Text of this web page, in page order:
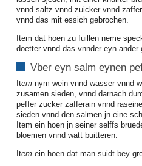
vnnd saltz vnnd zuicker vnnd
vnnd das mit essich gebrochen.
Item dat hoen zu fuillen neme
doetter vnnd das vnnder eyn ander
Vber eyn salm eynen
Item nym wein vnnd wasser vnnd
zusamen sieden, vnnd darnach
peffer zucker zafferain vnnd
sieden vnnd den salmen jn eine
Item ein hoen jn seiner selffs
bloemen vnnd watt buitteren.
Item ein hoen dat man suidt bey